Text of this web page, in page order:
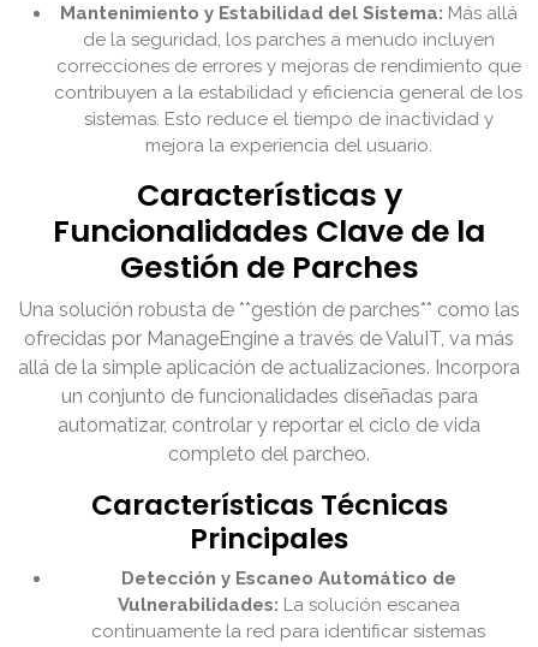
Mantenimiento y Estabilidad del Sistema: Más allá
de la seguridad, los parches a menudo incluyen
correcciones de errores y mejoras de rendimiento que
contribuyen a la estabilidad y eficiencia general de los
sistemas. Esto reduce el tiempo de inactividad y
mejora la experiencia del usuario.
Características y
Funcionalidades Clave de la
Gestión de Parches
Una solución robusta de **gestión de parches** como las
ofrecidas por ManageEngine a través de ValuIT, va más
allá de la simple aplicación de actualizaciones. Incorpora
un conjunto de funcionalidades diseñadas para
automatizar, controlar y reportar el ciclo de vida
completo del parcheo.
Características Técnicas
Principales
Detección y Escaneo Automático de
Vulnerabilidades: La solución escanea
continuamente la red para identificar sistemas